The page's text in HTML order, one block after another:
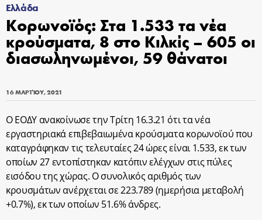
Ελλάδα
Κορωνοϊός: Στα 1.533 τα νέα
κρούσματα, 8 στο Κιλκίς – 605 οι
διασωληνωμένοι, 59 θάνατοι
16 ΜΑΡΤΊΟΥ, 2021
Ο ΕΟΔΥ ανακοίνωσε την Τρίτη 16.3.21 ότι τα νέα
εργαστηριακά επιβεβαιωμένα κρούσματα κορωνοϊού που
καταγράφηκαν τις τελευταίες 24 ώρες είναι 1.533, εκ των
οποίων 27 εντοπίστηκαν κατόπιν ελέγχων στις πύλες
εισόδου της χώρας. Ο συνολικός αριθμός των
κρουσμάτων ανέρχεται σε 223.789 (ημερήσια μεταβολή
+0.7%), εκ των οποίων 51.6% άνδρες.